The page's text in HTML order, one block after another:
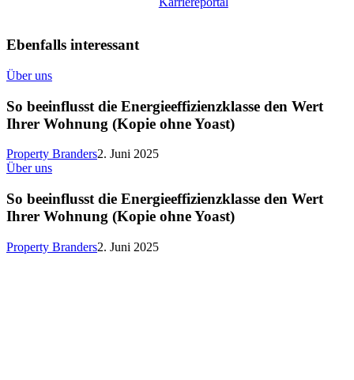
Ebenfalls interessant
Über unsSo
die
Energieeffizienzklasse
den
Ihrer
Wohnung
ohne
Yoast)
So beeinflusst die Energieeffizienzklasse den Wert
Ihrer Wohnung (Kopie ohne Yoast)
Property Branders2. Juni 2025
Über unsSo
die
Energieeffizienzklasse
den
Ihrer
So beeinflusst die Energieeffizienzklasse den Wert
Ihrer Wohnung (Kopie ohne Yoast)
Property Branders2. Juni 2025